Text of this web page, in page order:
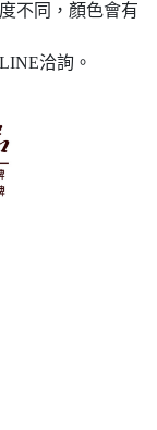
不同，顏色會有
洽詢。